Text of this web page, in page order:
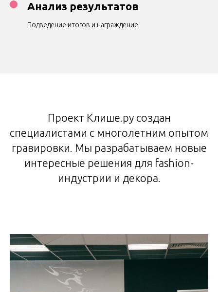
Анализ результатов
Подведение итогов и награждение
Проект Клише.ру создан
специалистами с многолетним опытом
гравировки. Мы разрабатываем новые
интересные решения для fashion-
индустрии и декора.